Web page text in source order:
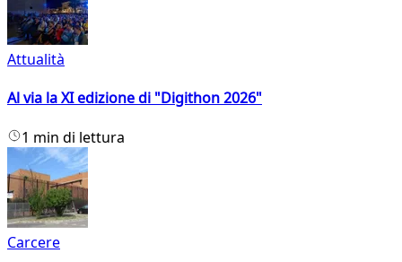
Attualità
Al via la XI edizione di "Digithon 2026"
1 min di lettura
Carcere